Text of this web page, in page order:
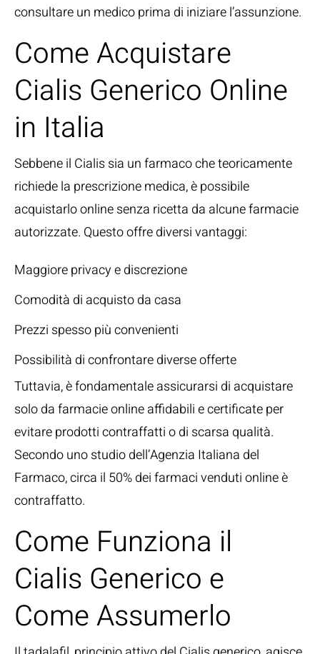
consultare un medico prima di iniziare l’assunzione.
Come Acquistare
Cialis Generico Online
in Italia
Sebbene il Cialis sia un farmaco che teoricamente
richiede la prescrizione medica, è possibile
acquistarlo online senza ricetta da alcune farmacie
autorizzate. Questo offre diversi vantaggi:
Maggiore privacy e discrezione
Comodità di acquisto da casa
Prezzi spesso più convenienti
Possibilità di confrontare diverse offerte
Tuttavia, è fondamentale assicurarsi di acquistare
solo da farmacie online affidabili e certificate per
evitare prodotti contraffatti o di scarsa qualità.
Secondo unostudio dell’Agenzia Italiana del
Farmaco, circa il 50% dei farmaci venduti online è
contraffatto.
Come Funziona il
Cialis Generico e
Come Assumerlo